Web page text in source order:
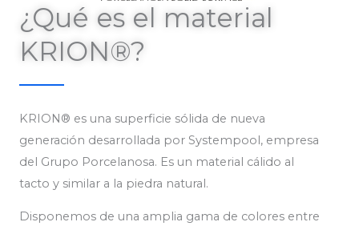
¿Qué es el material
KRION®?
KRION® es una superficie sólida de nueva
generación desarrollada por Systempool, empresa
del Grupo Porcelanosa. Es un material cálido al
tacto y similar a la piedra natural.
Disponemos de una amplia gama de colores entre